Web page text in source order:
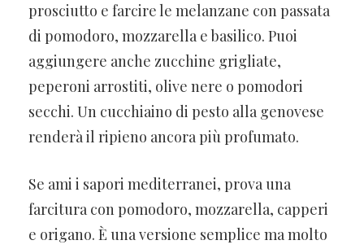
prosciutto e farcire le melanzane con passata
di pomodoro, mozzarella e basilico. Puoi
aggiungere anche zucchine grigliate,
peperoni arrostiti, olive nere o pomodori
secchi. Un cucchiaino di pesto alla genovese
renderà il ripieno ancora più profumato.
Se ami i sapori mediterranei, prova una
farcitura con pomodoro, mozzarella, capperi
e origano. È una versione semplice ma molto